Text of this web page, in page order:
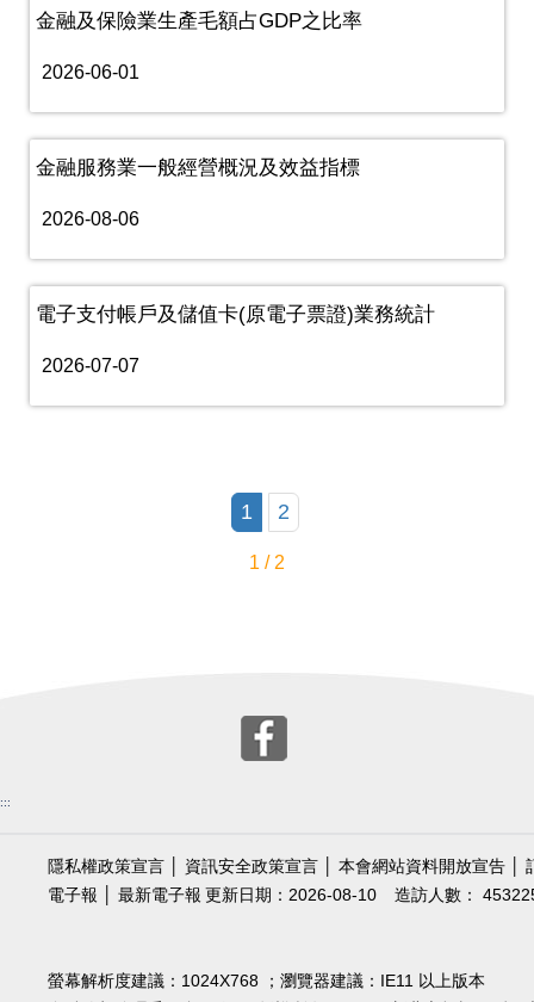
金融及保險業生產毛額占GDP之比率
2026-06-01
金融服務業一般經營概況及效益指標
2026-08-06
電子支付帳戶及儲值卡(原電子票證)業務統計
2026-07-07
1 2
1 / 2
:::
隱私權政策宣言 資訊安全政策宣言 本會網站資料開放宣告
電子報
最新電子報 造訪人數：
更新日期：2026-08-10
螢幕解析度建議：1024X768 ；瀏覽器建議：IE11 以上版本